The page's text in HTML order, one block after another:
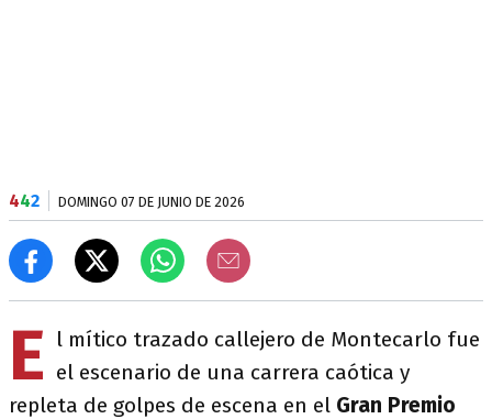
442 DOMINGO 07 DE JUNIO DE 2026
E
l mítico trazado callejero de Montecarlo fue
el escenario de una carrera caótica y
repleta de golpes de escena en el Gran Premio